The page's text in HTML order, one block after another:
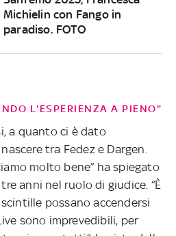
Michielin con Fango in
paradiso. FOTO
L'ESPERIENZA A PIENO"
a quanto ci è dato
tra Fedez e Dargen.
molto bene” ha spiegato
anni nel ruolo di giudice. “È
possano accendersi
sono imprevedibili, per